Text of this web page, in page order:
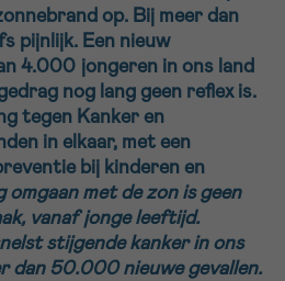
op. Bij meer dan
pijnlijk. Een nieuw
4.000 jongeren in ons land
nog lang geen reflex is.
tegen Kanker en
in elkaar, met een
bij kinderen en
omgaan met de zon is geen
vanaf jonge leeftijd.
stijgende kanker in ons
dan 50.000 nieuwe gevallen.